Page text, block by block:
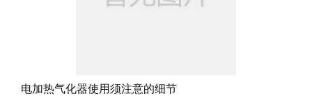
电加热气化器使用须注意的细节